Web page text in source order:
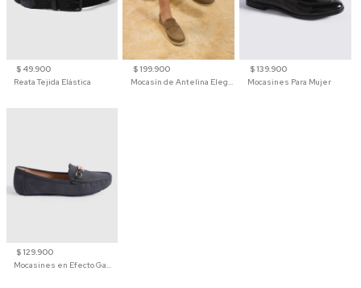
$ 49.900
Reata Tejida Elástica
$ 199.900
$ 139.900
Mocasines Para Mujer
$ 129.900